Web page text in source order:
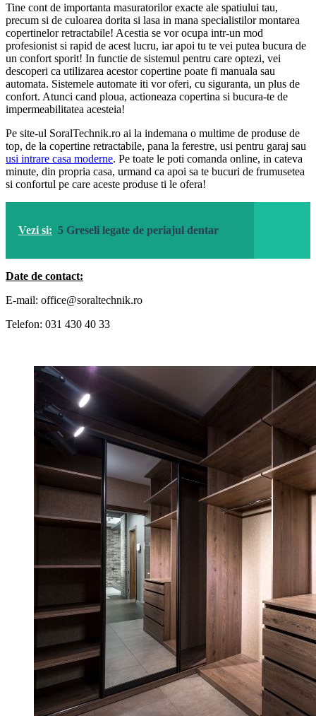
Tine cont de importanta masuratorilor exacte ale spatiului tau,
precum si de culoarea dorita si lasa in mana specialistilor montarea
copertinelor retractabile! Acestia se vor ocupa intr-un mod
profesionist si rapid de acest lucru, iar apoi tu te vei putea bucura de
un confort sporit! In functie de sistemul pentru care optezi, vei
descoperi ca utilizarea acestor copertine poate fi manuala sau
automata. Sistemele automate iti vor oferi, cu siguranta, un plus de
confort. Atunci cand ploua, actioneaza copertina si bucura-te de
impermeabilitatea acesteia!
Pe site-ul SoralTechnik.ro ai la indemana o multime de produse de
top, de la copertine retractabile, pana la ferestre, usi pentru garaj sau
usi intrare casa moderne. Pe toate le poti comanda online, in cateva
minute, din propria casa, urmand ca apoi sa te bucuri de frumusetea
si confortul pe care aceste produse ti le ofera!
Vezi si: 5 Greseli legate de periajul dentar
Date de contact:
E-mail: office@soraltechnik.ro
Telefon: 031 430 40 33